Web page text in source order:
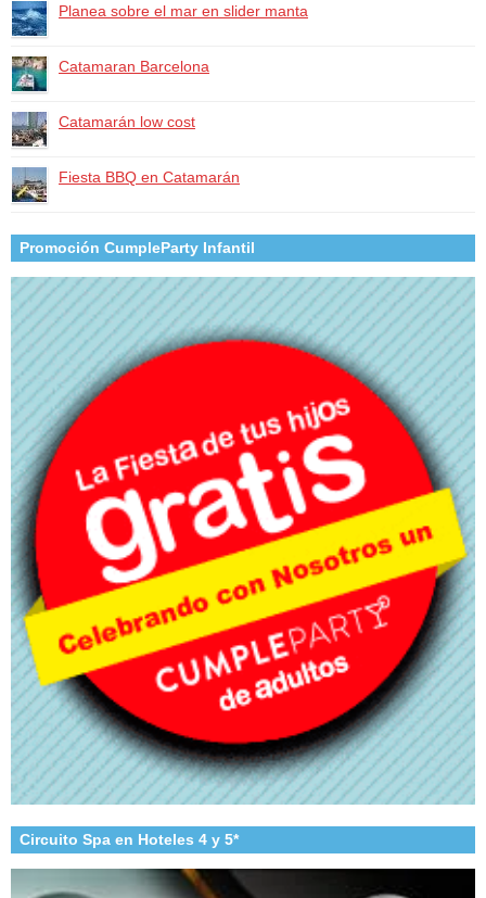
Planea sobre el mar en slider manta
Catamaran Barcelona
Catamarán low cost
Fiesta BBQ en Catamarán
Promoción CumpleParty Infantil
Circuito Spa en Hoteles 4 y 5*